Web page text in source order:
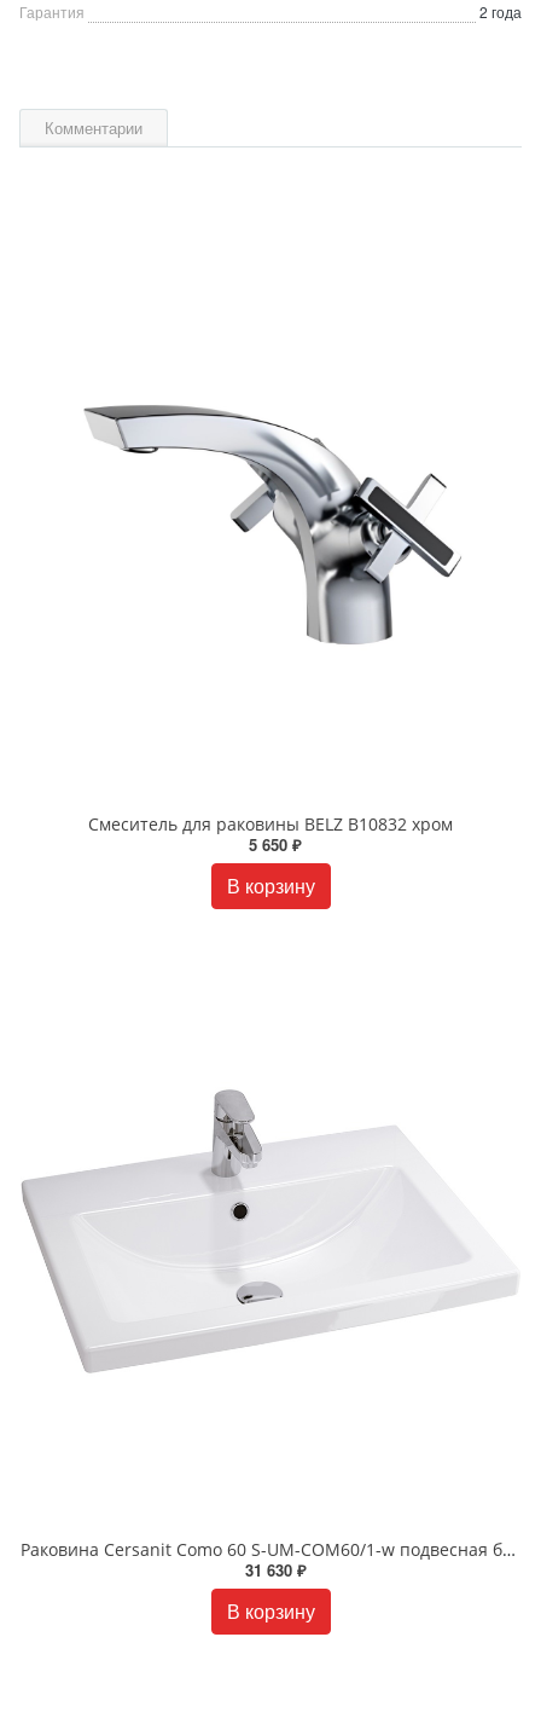
Гарантия
2 года
Комментарии
Смеситель для раковины BELZ B10832 хром
5 650 ₽
В корзину
Раковина Cersanit Como 60 S-UM-COM60/1-w подвесная белая
31 630 ₽
В корзину